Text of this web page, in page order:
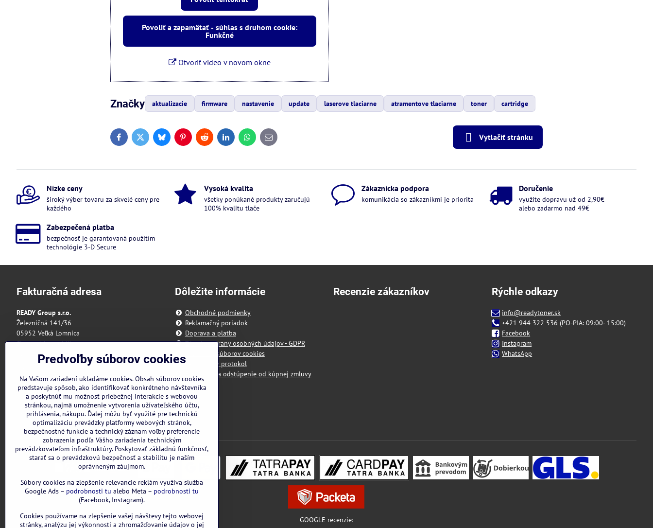
Povoliť a zapamätať - súhlas s druhom cookie:
Funkčné
Otvoriť video v novom okne
Značky aktualizacie firmware nastavenie update laserove tlaciarne atramentove tlaciarne toner cartridge
FacebookTwitterBlueskyPinterestRedditLinkedInWhatsApp
E-
mail
Vytlačiť stránku
Nízke ceny
široký výber tovaru za skvelé ceny pre
každého
Vysoká kvalita
všetky ponúkané produkty zaručujú
100% kvalitu tlače
Zákaznícka podpora
komunikácia so zákazníkmi je priorita
Doručenie
využite dopravu už od 2,90€
alebo zadarmo nad 49€
Zabezpečená platba
bezpečnosť je garantovaná použitím
technológie 3-D Secure
Fakturačná adresa
READY Group s.r.o.
Železničná 141/36
05952 Veľká Lomnica
Slovenská republika
IČO: 55 175 431
IBAN: SK3111000000002942143418
Nie sme platcami DPH
Všetky uvedené ceny sú vrátane DPH.
Dôležite informácie
Obchodné podmienky
Reklamačný poriadok
Doprava a platba
Zásady ochrany osobných údajov - GDPR
Predvoľby súborov cookies
Reklamačný protokol
Formulár na odstúpenie od kúpnej zmluvy
Recenzie zákazníkov Rýchle odkazy
info@readytoner.sk
+421 944 322 536 (PO-PIA: 09:00- 15:00)
Facebook
Instagram
WhatsApp
GOOGLE recenzie:
Predvoľby súborov cookies
Na Vašom zariadení ukladáme cookies. Obsah súborov cookies
predstavuje spôsob, ako identifikovať konkrétneho návštevníka
a poskytnúť mu možnosť priebežnej interakcie s webovou
stránkou, najmä umožnenie vytvorenia užívateľského účtu,
prihlásenia, nákupu. Ďalej môžu byť využité pre technickú
optimalizáciu prevádzky platformy webových stránok,
bezpečnostné funkcie a technický záznam voľby preferencie
zobrazenia podľa Vášho zariadenia technickým
prevádzkovateľom infraštruktúry. Poskytovať základnú funkčnosť,
starať sa o prevádzkovú bezpečnosť a stabilitu je naším
oprávneným záujmom.
Súbory cookies na zlepšenie relevancie reklám využíva služba
Google Ads – podrobnosti tu alebo Meta – podrobnosti tu
(Facebook, Instagram).
Cookies používame na zlepšenie vašej návštevy tejto webovej
stránky, analýzu jej výkonnosti a zhromažďovanie údajov o jej